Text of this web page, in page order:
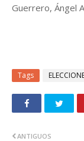
Guerrero, Ángel
Tags
ANTIGUOS